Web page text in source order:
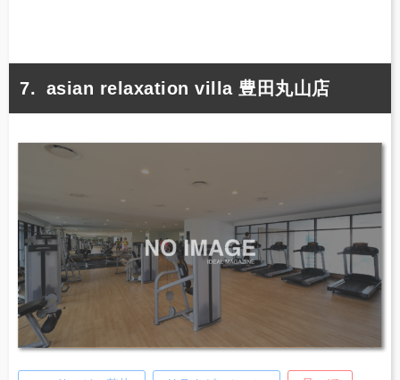
asian relaxation villa 豊田丸山店